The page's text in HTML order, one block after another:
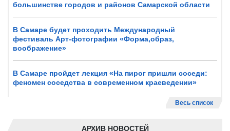
большинстве городов и районов Самарской области
В Самаре будет проходить Международный
фестиваль Арт-фотографии «Форма,образ,
воображение»
В Самаре пройдет лекция «На пирог пришли соседи:
феномен соседства в современном краеведении»
Весь список
АРХИВ НОВОСТЕЙ